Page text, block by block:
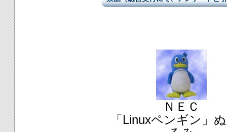
ＮＥＣ
「Linuxペンギン」